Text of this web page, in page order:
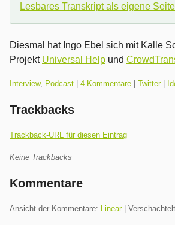
Lesbares Transkript als eigene Seite
Diesmal hat Ingo Ebel sich mit Kalle
Projekt Universal Help und
Kategorien:
Interview, Podcast 4 Kommentare Twitter|
Trackbacks
Trackback-URL für diesen Eintrag
Keine Trackbacks
Kommentare
Ansicht der Kommentare: Linear| Verschachtelt